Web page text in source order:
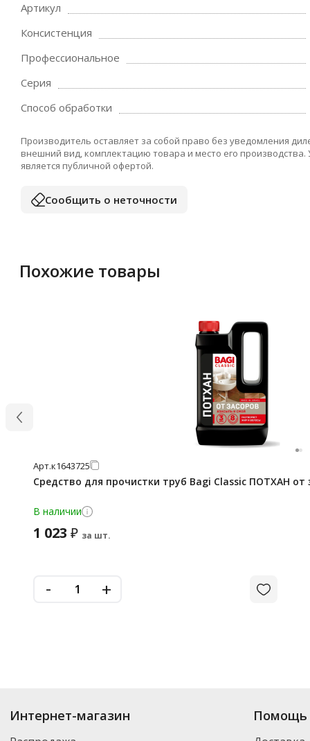
Артикул
Консистенция
Профессиональное
Серия
Способ обработки
Производитель оставляет за собой право без уведомления
внешний вид, комплектацию товара и место его
является публичной офертой.
Сообщить о неточности
Похожие товары
Арт.к1643725
Средство для прочистки труб Bagi Classic ПОТХАН от
В наличии
1 023 ₽ за шт.
- +
Интернет-магазин Помощь